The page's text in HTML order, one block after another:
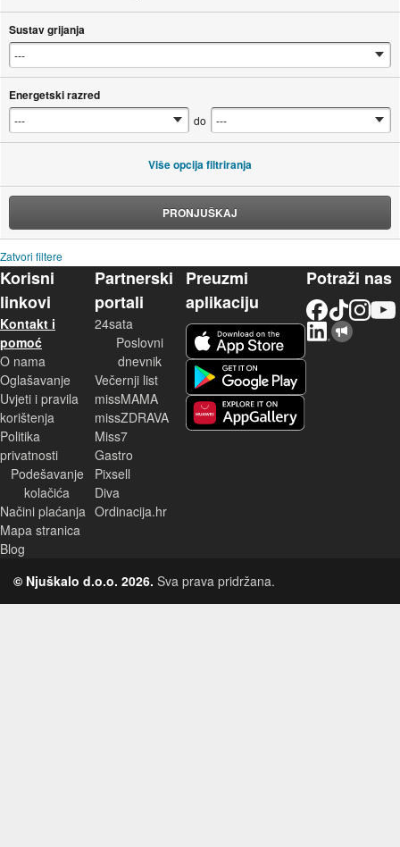
Sustav grijanja
Energetski razred
do
Više opcija filtriranja
PRONJUŠKAJ
Zatvori filtere
Korisni
linkovi
Kontakt i
pomoć
O nama
Oglašavanje
Uvjeti i pravila
korištenja
Politika
privatnosti
Podešavanje
kolačića
Načini plaćanja
Mapa stranica
Blog
Partnerski
portali
24sata
Poslovni
dnevnik
Večernji list
missMAMA
missZDRAVA
Miss7
Gastro
Pixsell
Diva
Ordinacija.hr
Preuzmi
aplikaciju
Potraži nas
© Njuškalo d.o.o. 2026. Sva prava pridržana.